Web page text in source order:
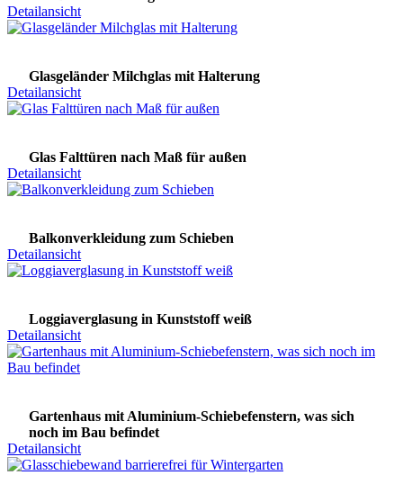
Detailansicht
Glasgeländer Milchglas mit Halterung
Detailansicht
Glas Falttüren nach Maß für außen
Detailansicht
Balkonverkleidung zum Schieben
Detailansicht
Loggiaverglasung in Kunststoff weiß
Detailansicht
Gartenhaus mit Aluminium-Schiebefenstern, was sich
noch im Bau befindet
Detailansicht